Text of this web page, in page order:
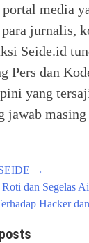
media
jurnalis,
Seide.id
Pers dan
yang
jawab
→
dan Segelas
Hacker